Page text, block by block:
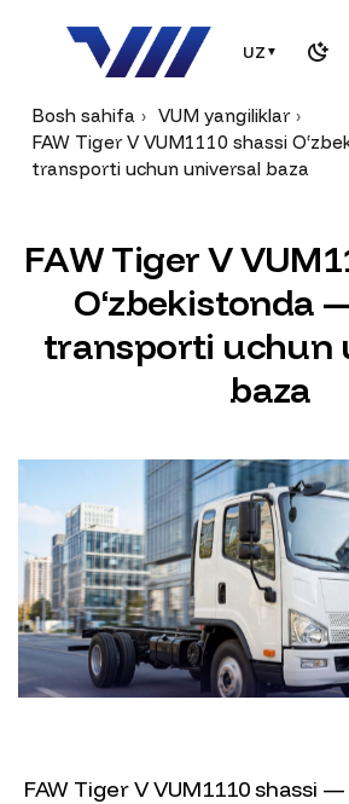
UZ ▼
Bosh sahifa
VUM yangiliklar
FAW Tiger V VUM1110 shassi
transporti uchun universal baza
FAWTigerVVUM1
O‘zbekistonda
transporti uchun
baza
FAW Tiger V VUM1110 shassi